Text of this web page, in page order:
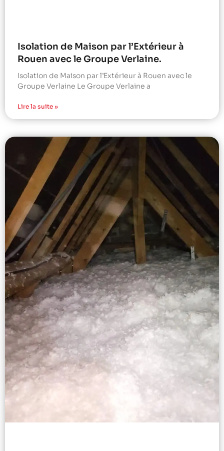
Isolation de Maison par l’Extérieur à
Rouen avec le Groupe Verlaine.
Isolation de Maison par l’Extérieur à Rouen avec le
Groupe Verlaine Le Groupe Verlaine a
Lire la suite »